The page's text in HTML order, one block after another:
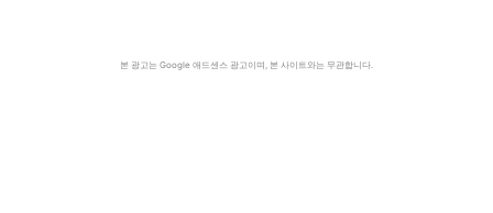
본 광고는 Google 애드센스 광고이며, 본 사이트와는 무관합니다.